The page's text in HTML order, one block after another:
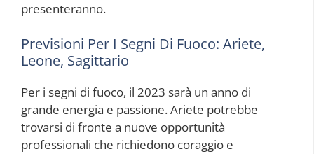
presenteranno.
Previsioni Per I Segni Di Fuoco: Ariete,
Leone, Sagittario
Per i segni di fuoco, il 2023 sarà un anno di
grande energia e passione. Ariete potrebbe
trovarsi di fronte a nuove opportunità
professionali che richiedono coraggio e